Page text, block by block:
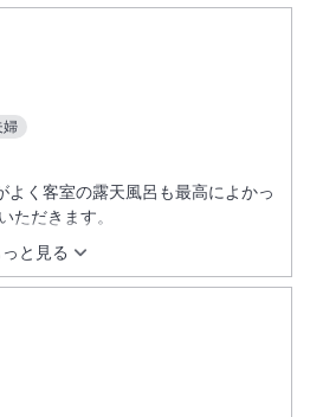
婦
っと見る
よく客室の露天風呂も最高によかっ
ただきます。